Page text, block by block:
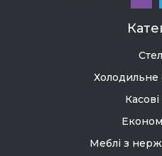
Холодильне
Меблі з